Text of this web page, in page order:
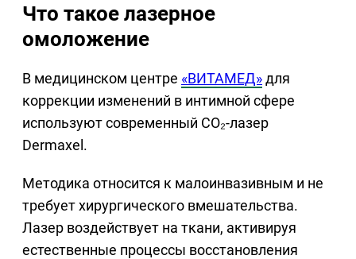
Что такое лазерное
омоложение
В медицинском центре «ВИТАМЕД»для
коррекции изменений в интимной сфере
используют современный CO₂-лазер
Dermaxel.
Методика относится к малоинвазивным и не
требует хирургического вмешательства.
Лазер воздействует на ткани, активируя
естественные процессы восстановления